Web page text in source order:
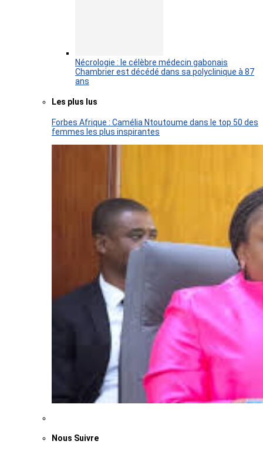
Nécrologie : le célèbre médecin gabonais
Chambrier est décédé dans sa polyclinique à 87
ans
Les plus lus
Forbes Afrique : Camélia Ntoutoume dans le top 50 des
femmes les plus inspirantes
Nous Suivre